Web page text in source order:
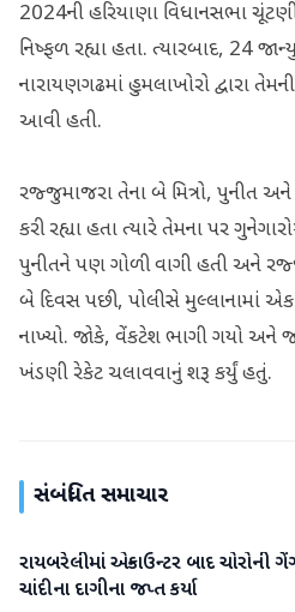
2024ની હરિયાણા વિધાનસભા
નિષ્ફળ રહ્યા હતા. ત્યારબાદ, 24
નારાયણગઢમાં હુમલાખોરો દ્વારા
આવી હતી.
રજ્જુમાજરા તેના બે મિત્રો, પુનીત
કરી રહ્યા હતા ત્યારે તેમના પર
પુનીતને પણ ગોળી વાગી હતી અને
બે દિવસ પછી, પોલીસે મુલ્લાનામાં એક
નાખ્યો. જોકે, વેંકટેશ ભાગી ગયો અને
ખંડણી રેકેટ ચલાવવાનું શરૂ કર્યું હતું.
સંબંધિત સમાચાર
રાષ્ટ્રીય
રાયબરેલીમાં એન્કાઉન્ટર બાદ ચોરોની
ચાંદીના દાગીના જપ્ત કર્યા